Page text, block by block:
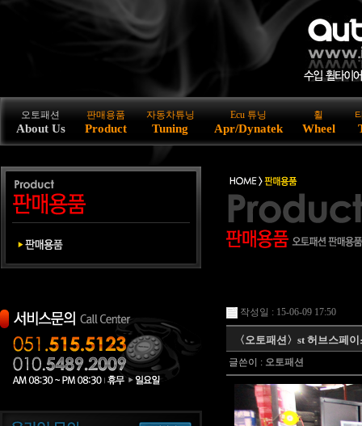
오토패션
About Us
판매용품
Product
자동차튜닝
Tuning
Ecu 튜닝
Apr/Dynatek
휠
Wheel
작성일 : 15-06-09 17:50
〈오토패션〉st 허브스페
글쓴이 : 오토패션